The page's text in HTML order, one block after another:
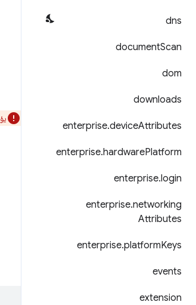
dns
documentScan
dom
downloads
enterprise.deviceAttributes
enterprise.hardwarePlatform
enterprise.login
enterprise.networking
Attributes
enterprise.platformKeys
events
extension